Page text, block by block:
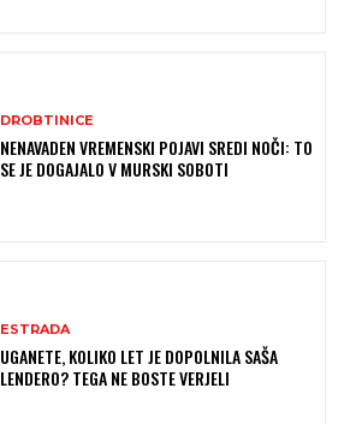
DROBTINICE
NENAVADEN VREMENSKI POJAVI SREDI NOČI: TO
SE JE DOGAJALO V MURSKI SOBOTI
ESTRADA
UGANETE, KOLIKO LET JE DOPOLNILA SAŠA
LENDERO? TEGA NE BOSTE VERJELI